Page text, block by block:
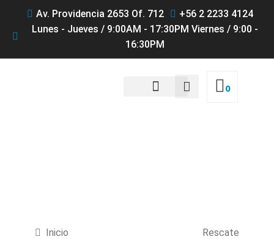
Av. Providencia 2653 Of. 712
+56 2 2233 4124
Lunes - Jueves / 9:00AM - 17:30PM Viernes / 9:00 -
16:30PM
0
Inicio
Rescate